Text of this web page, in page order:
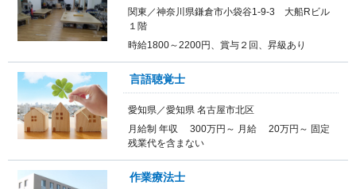
関東／神奈川県鎌倉市小袋谷1-9-3 大船Rビル
１階
時給1800～2200円、賞与２回、昇級あり
言語聴覚士
愛知県／愛知県 名古屋市北区
月給制 年収 300万円～ 月給 20万円～ 固定
残業代を含まない
作業療法士